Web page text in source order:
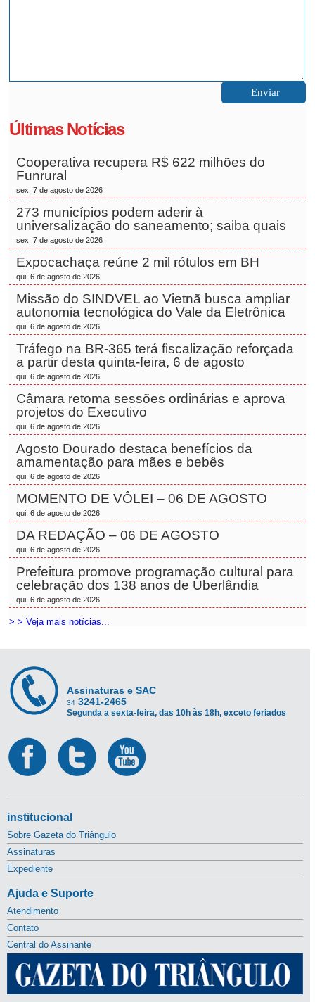
Últimas Notícias
Cooperativa recupera R$ 622 milhões do
Funrural
sex, 7 de agosto de 2026
273 municípios podem aderir à
universalização do saneamento; saiba quais
sex, 7 de agosto de 2026
Expocachaça reúne 2 mil rótulos em BH
qui, 6 de agosto de 2026
Missão do SINDVEL ao Vietnã busca ampliar
autonomia tecnológica do Vale da Eletrônica
qui, 6 de agosto de 2026
Tráfego na BR-365 terá fiscalização reforçada
a partir desta quinta-feira, 6 de agosto
qui, 6 de agosto de 2026
Câmara retoma sessões ordinárias e aprova
projetos do Executivo
qui, 6 de agosto de 2026
Agosto Dourado destaca benefícios da
amamentação para mães e bebês
qui, 6 de agosto de 2026
MOMENTO DE VÔLEI – 06 DE AGOSTO
qui, 6 de agosto de 2026
DA REDAÇÃO – 06 DE AGOSTO
qui, 6 de agosto de 2026
Prefeitura promove programação cultural para
celebração dos 138 anos de Uberlândia
qui, 6 de agosto de 2026
> > Veja mais notícias...
Assinaturas e SAC
34 3241-2465
Segunda a sexta-feira, das 10h às 18h, exceto feriados
institucional
Sobre Gazeta do Triângulo
Assinaturas
Expediente
Ajuda e Suporte
Atendimento
Contato
Central do Assinante